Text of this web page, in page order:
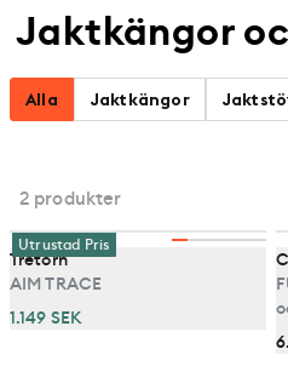
Jaktkängor
Alla Jaktkängor
2 produkter
Utrustad Pris
Tretorn
AIM TRACE
1.149 SEK